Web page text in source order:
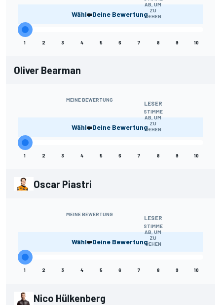
-
AB, UM
ZU
SEHEN
Wähle Deine Bewertung.
1 2 3 4 5 6 7 8 9 10
Oliver Bearman
MEINE BEWERTUNG
-
LESER
STIMME
AB, UM
ZU
SEHEN
Wähle Deine Bewertung.
1 2 3 4 5 6 7 8 9 10
Oscar Piastri
MEINE BEWERTUNG
-
LESER
STIMME
AB, UM
ZU
SEHEN
Wähle Deine Bewertung.
1 2 3 4 5 6 7 8 9 10
Nico Hülkenberg